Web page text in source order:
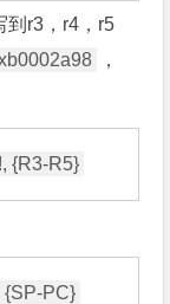
到r3，r4，r5
，